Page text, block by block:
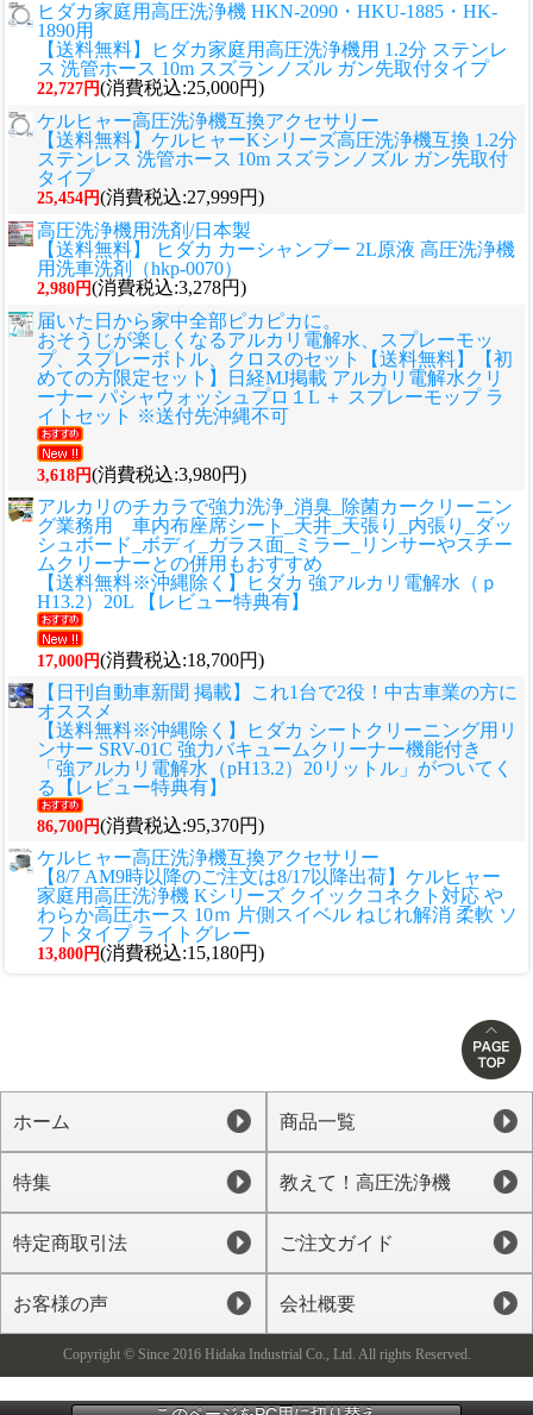
ヒダカ家庭用高圧洗浄機 HKN-2090・HKU-1885・HK-
1890用
【送料無料】ヒダカ家庭用高圧洗浄機用 1.2分 ステンレ
ス 洗管ホース 10m スズランノズル ガン先取付タイプ
22,727円(消費税込:25,000円)
ケルヒャー高圧洗浄機互換アクセサリー
【送料無料】ケルヒャーKシリーズ高圧洗浄機互換 1.2分
ステンレス 洗管ホース 10m スズランノズル ガン先取付
タイプ
25,454円(消費税込:27,999円)
高圧洗浄機用洗剤/日本製
【送料無料】 ヒダカ カーシャンプー 2L原液 高圧洗浄機
用洗車洗剤（hkp-0070）
2,980円(消費税込:3,278円)
届いた日から家中全部ピカピカに。
おそうじが楽しくなるアルカリ電解水、スプレーモッ
プ、スプレーボトル、クロスのセット
【送料無料】【初
めての方限定セット】日経MJ掲載 アルカリ電解水クリ
ーナー パシャウォッシュプロ１L ＋ スプレーモップ ラ
イトセット ※送付先沖縄不可
3,618円(消費税込:3,980円)
アルカリのチカラで強力洗浄_消臭_除菌カークリーニン
グ業務用 車内布座席シート_天井_天張り_内張り_ダッ
シュボード_ボディ_ガラス面_ミラー_リンサーやスチー
ムクリーナーとの併用もおすすめ
【送料無料※沖縄除く】ヒダカ 強アルカリ電解水（ｐ
H13.2）20L 【レビュー特典有】
17,000円(消費税込:18,700円)
【日刊自動車新聞 掲載】これ1台で2役！中古車業の方に
オススメ
【送料無料※沖縄除く】ヒダカ シートクリーニング用リ
ンサー SRV-01C 強力バキュームクリーナー機能付き
「強アルカリ電解水（pH13.2）20リットル」がついてく
る【レビュー特典有】
86,700円(消費税込:95,370円)
ケルヒャー高圧洗浄機互換アクセサリー
【8/7 AM9時以降のご注文は8/17以降出荷】ケルヒャー
家庭用高圧洗浄機 Kシリーズ クイックコネクト対応 や
わらか高圧ホース 10ｍ 片側スイベル ねじれ解消 柔軟 ソ
フトタイプ ライトグレー
13,800円(消費税込:15,180円)
ホーム 商品一覧
特集 教えて！高圧洗浄機
特定商取引法 ご注文ガイド
お客様の声 会社概要
Copyright © Since 2016 Hidaka Industrial Co., Ltd. All rights Reserved.